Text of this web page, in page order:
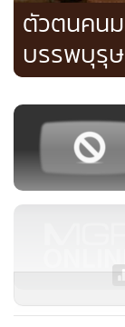
การรักษาขณะค
มีอาการหลังคด
เดินระยะไกลๆ ได้
โดยปรียนันท์ กล่า
ทางการแพทย์นั้น
แก่ลูก สามารถหา
บัญญัติคุ้มครองผู้เ
บังเกิดผล เพื่อส
ความขัดแย้งระห
รูปแบบการคุ้มค
ประเทศทั่วโลก
ตัวตนคน
บรรพบุรุ